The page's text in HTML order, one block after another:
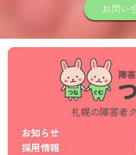
お問い
札幌の障害者
お知らせ
採用情報